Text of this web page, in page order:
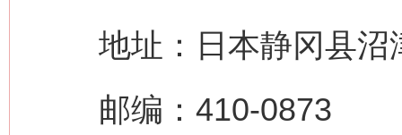
地址：日本静冈县沼
邮编：410-0873